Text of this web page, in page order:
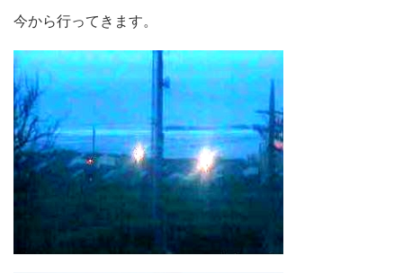
今から行ってきます。